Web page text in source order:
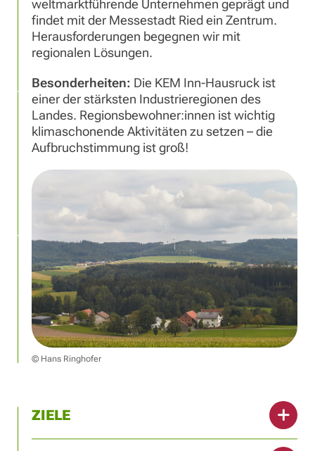
weltmarktführende Unternehmen geprägt und
findet mit der Messestadt Ried ein Zentrum.
Herausforderungen begegnen wir mit
regionalen Lösungen.
Besonderheiten: Die KEM Inn-Hausruck ist
einer der stärksten Industrieregionen des
Landes. Regionsbewohner:innen ist wichtig
klimaschonende Aktivitäten zu setzen – die
Aufbruchstimmung ist groß!
© Hans Ringhofer
ZIELE